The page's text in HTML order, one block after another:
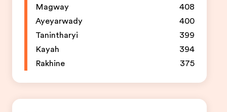
Magway
408
Ayeyarwady
400
Tanintharyi
399
Kayah
394
Rakhine
375